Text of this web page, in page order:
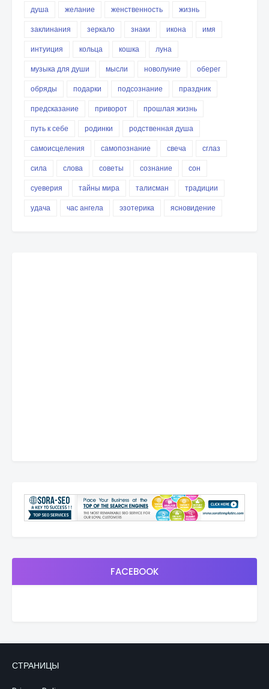
душа
желание женственность
жизнь
заклинания
зеркало знаки икона
имя
интуиция
кольца кошка
луна
музыка для души
мысли новолуние
оберег
обряды
подарки подсознание
праздник
предсказание
приворот
прошлая жизнь
путь к себе
родинки
родственная душа
самоисцеления
самопознание свеча
сглаз
сила
слова советы сознание
сон
суеверия
тайны мира талисман
традиции
удача
час ангела эзотерика ясновидение
FACEBOOK
СТРАНИЦЫ